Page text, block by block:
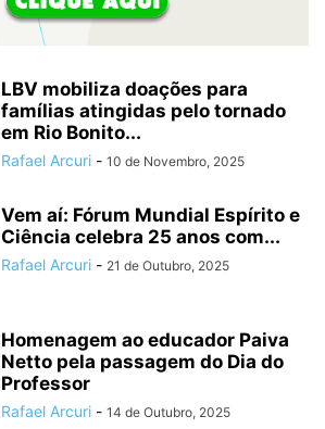
LBV mobiliza doações para
famílias atingidas pelo tornado
em Rio Bonito...
Rafael Arcuri - 10 de Novembro, 2025
Vem aí: Fórum Mundial Espírito e
Ciência celebra 25 anos com...
Rafael Arcuri - 21 de Outubro, 2025
Homenagem ao educador Paiva
Netto pela passagem do Dia do
Professor
Rafael Arcuri - 14 de Outubro, 2025